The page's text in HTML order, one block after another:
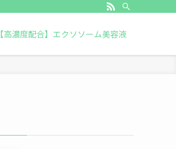
【高濃度配合】エクソソーム美容液